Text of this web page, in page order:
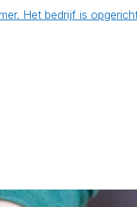
Het bedrijf is